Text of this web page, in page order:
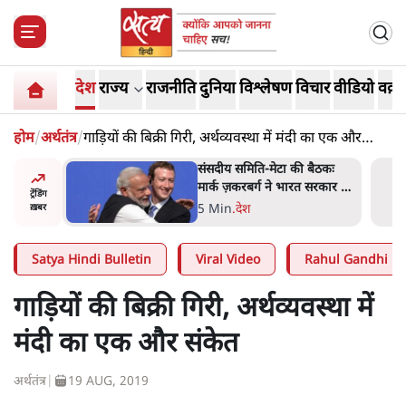
देशराज्य राजनीतिदुनियाविश्लेषणविचारवीडियो
होम/अर्थतंत्र/गाड़ियों की बिक्री गिरी, अर्थव्यवस्था में मंदी का एक और
संकेत
ट्रेंडिंग
ख़बर
से
जंतर-मंतर प्रोटेस्ट- 'ताकतवर
सरकार के नाम पर आक्रामकता न
दिखाए पुलिस, जेन जी को सुने':
5 Min.देश
Satya Hindi Bulletin Viral Video Rahul Gandhi
गाड़ियों की बिक्री गिरी, अर्थव्यवस्था में
मंदी का एक और संकेत
अर्थतंत्र 19 AUG, 2019